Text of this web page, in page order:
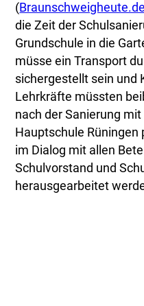
(
die Zeit der
Grundschule in die
müsse ein Transport
sichergestellt sein und
Lehrkräfte müssten
nach der Sanierung mit
Hauptschule Rüningen
im Dialog mit allen
Schulvorstand und
herausgearbeitet